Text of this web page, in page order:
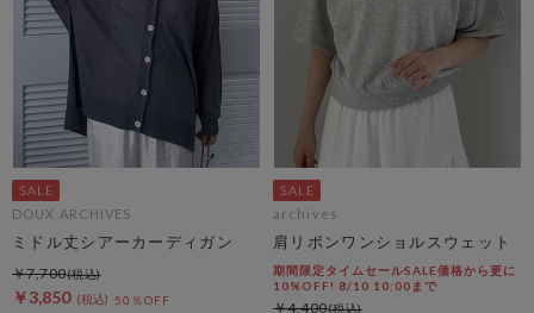
DOUX ARCHIVES
ミドル丈シアーカーディガン
￥3,850 50％OFF
￥7,700
archives
肩リボンワンショルスウェット
期間限定タイムセールSALE価格から更に
10%OFF! 8/10 10:00まで
￥4,400